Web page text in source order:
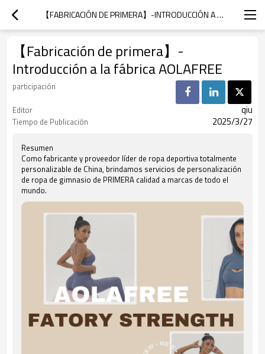
【FABRICACIÓN DE PRIMERA】-INTRODUCCIÓN A LA FÁBRICA AOLAFREE
【Fabricación de primera】-
Introducción a la fábrica AOLAFREE
participación
Editor
qiu
Tiempo de Publicación 2025/3/27
Resumen
Como fabricante y proveedor líder de ropa deportiva totalmente
personalizable de China, brindamos servicios de personalización
de ropa de gimnasio de PRIMERA calidad a marcas de todo el
mundo.